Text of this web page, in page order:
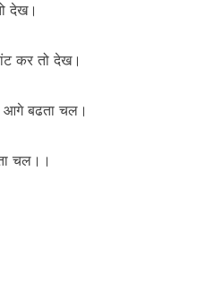
देख।
कर तो देख।
आगे बढता चल।
चल।।